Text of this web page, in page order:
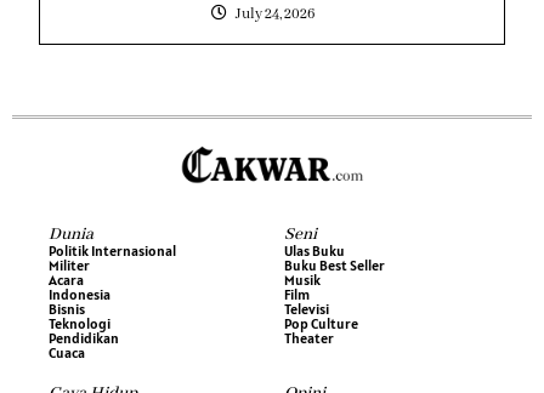
July 24, 2026
Dunia
Politik Internasional
Militer
Acara
Indonesia
Bisnis
Teknologi
Pendidikan
Cuaca
Seni
Ulas Buku
Buku Best Seller
Musik
Film
Televisi
Pop Culture
Theater